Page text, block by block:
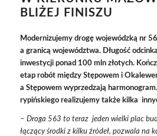
BLIŻEJ FINISZU
Modernizujemy drogę wojewódzką nr
a granicą województwa. Długość
inwestycji ponad 100 mln złotych.
etap robót między Stępowem i
a Stępowem wyprzedzają
rypińskiego realizujemy także kilka
– Droga 563 to teraz jeden wielki plac
łączący środki z kilku źródeł, pozwala na